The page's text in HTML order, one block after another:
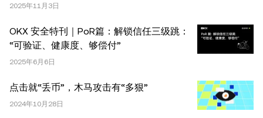
任何复制或分发亦必须突出说明：“本文版权所有 © 2025
OKX，经许可使用。”允许的摘录必须引用文章名称并包含
出处，例如“文章名称，[作者姓名 (如适用)]，© 2025
OKX”。部分内容可能由人工智能（AI）工具生成或辅助生
成。不允许对本文进行衍生作品或其他用途。
2025年11月3日
OKX 安全特刊｜PoR篇：解锁信任三级跳：
“可验证、健康度、够偿付”
2025年6月6日
点击就“丢币”，木马攻击有“多狠”
2024年10月28日